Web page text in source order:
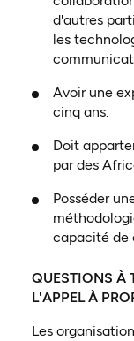
d'autres
les
Avoir une
cinq ans.
Doit
par des
Posséder
capacité de
QUESTIONS À
L'APPEL À
Les